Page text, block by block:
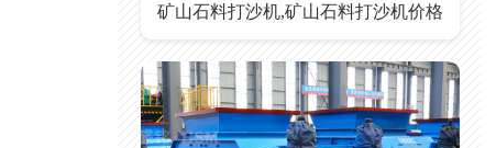
矿山石料打沙机,矿山石料打沙机价格